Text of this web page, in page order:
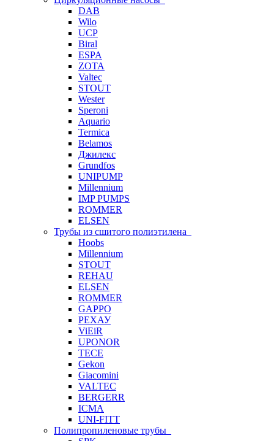
DAB
Wilo
UCP
Biral
ESPA
ZOTA
Valtec
STOUT
Wester
Speroni
Aquario
Termica
Belamos
Джилекс
Grundfos
UNIPUMP
Millennium
IMP PUMPS
ROMMER
ELSEN
Трубы из сшитого полиэтилена
Hoobs
Millennium
STOUT
REHAU
ELSEN
ROMMER
GAPPO
РЕХАУ
ViEiR
UPONOR
TECE
Gekon
Giacomini
VALTEC
BERGERR
ICMA
UNI-FITT
Полипропиленовые трубы